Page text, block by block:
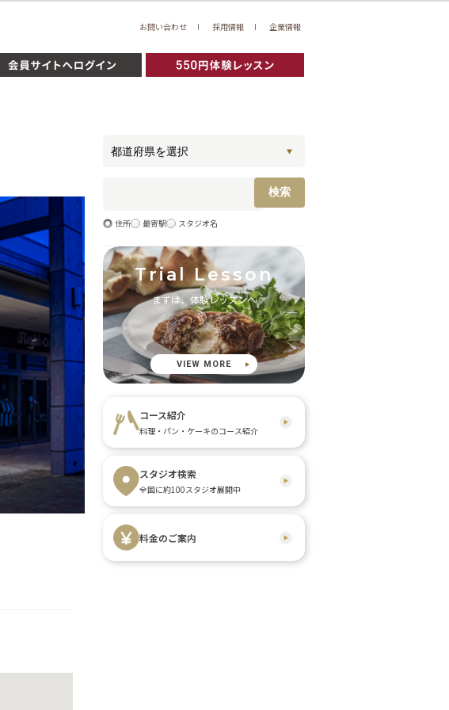
お問い合わせ 採用情報 企業情報
住所 最寄駅 スタジオ名
Trial Lesson
まずは、体験レッスンへ
VIEW MORE
コース紹介
料理・パン・ケーキのコース紹介
スタジオ検索
全国に約100スタジオ展開中
料金のご案内